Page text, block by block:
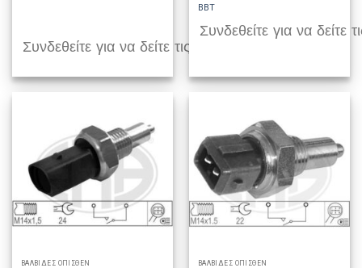
Συνδεθείτε για να δείτε τις τιμές
BBT
Συνδεθείτε για να δείτε
ΒΑΛΒΙΔΕΣ ΟΠΙΣΘΕΝ ΒΑΛΒΙΔΕΣ ΟΠΙΣΘΕΝ